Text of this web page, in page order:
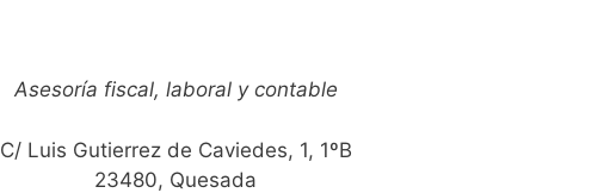
Asesoría fiscal, laboral y contable
C/ Luis Gutierrez de Caviedes, 1, 1ºB
23480, Quesada